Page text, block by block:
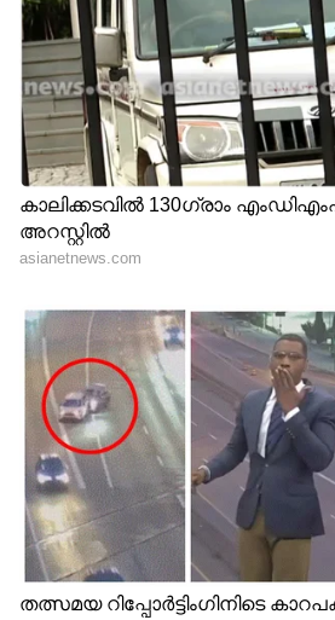
RECOMMENDED STORIES
വകുപ്പുകളിൽ തർക്കം
തുടരുന്നു, ആരോ​
ഗ്യത്തിനൊപ്പം കായികവും
മുരളീധരന് നൽകാൻ
സാധ്യത; ദേവസ്വം
അനിൽകുമാറിന്
നൽകിയേക്കും